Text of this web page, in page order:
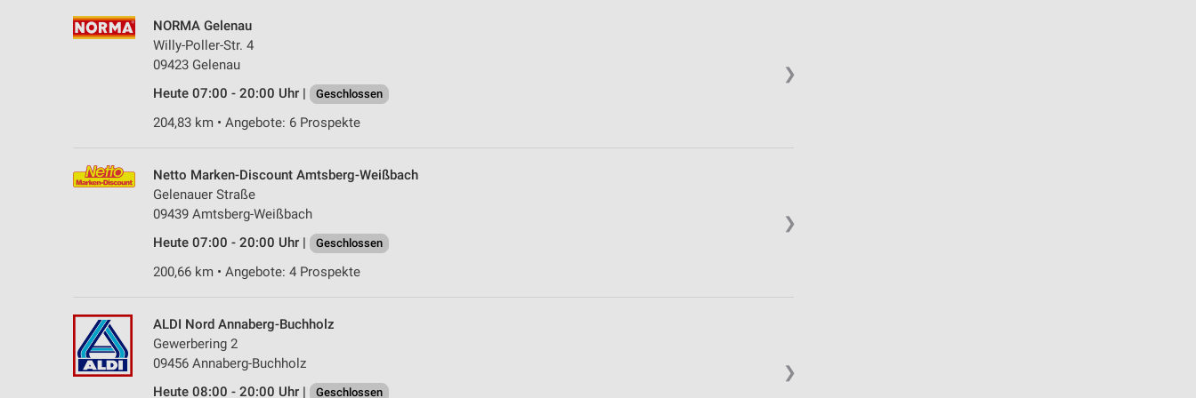
❯
NORMA Gelenau
Willy-Poller-Str. 4
09423 Gelenau
Heute 07:00 - 20:00 Uhr |
Geschlossen
204,83 km • Angebote: 6 Prospekte
❯
Netto Marken-Discount Amtsberg-Weißbach
Gelenauer Straße
09439 Amtsberg-Weißbach
Heute 07:00 - 20:00 Uhr |
Geschlossen
200,66 km • Angebote: 4 Prospekte
❯
ALDI Nord Annaberg-Buchholz
Gewerbering 2
09456 Annaberg-Buchholz
Heute 08:00 - 20:00 Uhr |
Geschlossen